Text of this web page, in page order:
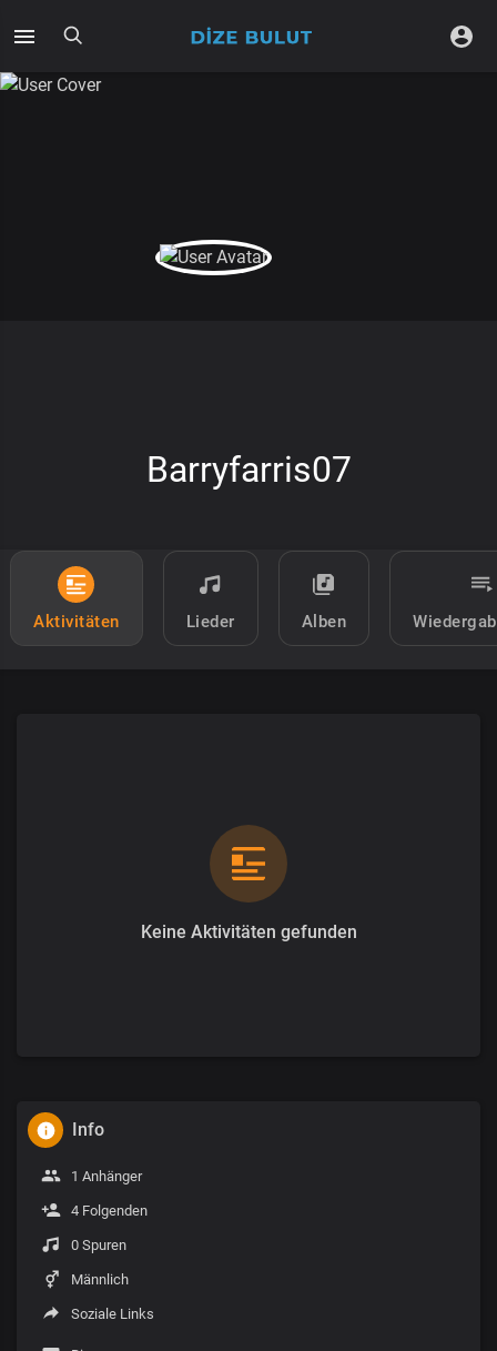
Barryfarris07
Aktivitäten Lieder Alben
Keine Aktivitäten gefunden
Info
1 Anhänger
4 Folgenden
0 Spuren
Männlich
Soziale Links